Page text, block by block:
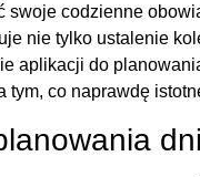
swoje codzienne
nie tylko ustalenie
aplikacji do
tym, co naprawdę